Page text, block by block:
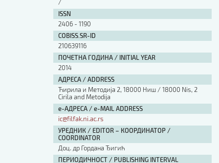
/
ISSN
2406 - 1190
COBISS.SR-ID
210639116
ПОЧЕТНА ГОДИНА / INITIAL YEAR
2014
АДРЕСА / ADDRESS
Ћирила и Методија 2, 18000 Ниш / 18000 Nis, 2
Cirila and Metodija
е-АДРЕСА / e-MAIL ADDRESS
ic@filfak.ni.ac.rs
УРЕДНИК / EDITOR – КООРДИНАТОР /
COORDINATOR
Доц. др Гордана Ђигић
ПЕРИОДИЧНОСТ / PUBLISHING INTERVAL